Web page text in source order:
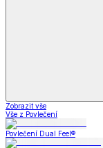
Zobrazit vše
Vše z Povlečení
Povlečení Dual Feel®